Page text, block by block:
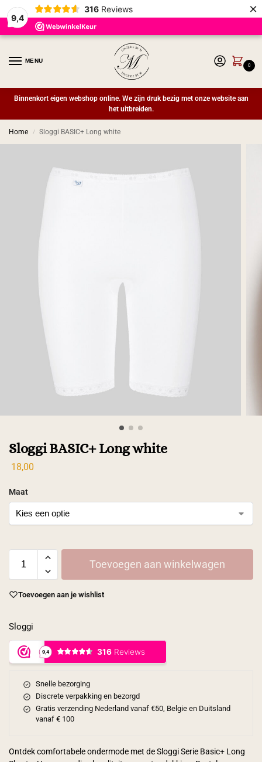
9,4
316 Reviews ×
MENU
0
Binnenkort eigen webshop online. We zijn druk bezig met onze website aan
het uitbreiden.
Home / Sloggi BASIC+ Long white
Sloggi BASIC+ Long white
18,00
Maat
Toevoegen aan winkelwagen
Toevoegen aan je wishlist
Sloggi
Snelle bezorging
Discrete verpakking en bezorgd
Gratis verzending Nederland vanaf €50, Belgie en Duitsland
vanaf € 100
Ontdek comfortabele ondermode met de Sloggi Serie Basic+ Long